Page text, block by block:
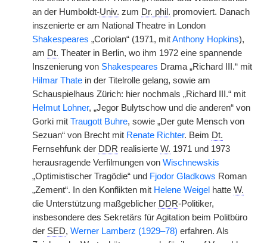
an der Humboldt-Univ. zum Dr. phil. promoviert. Danach
inszenierte er am National Theatre in London
Shakespeares „Coriolan“ (1971, mitAnthony Hopkins),
am Dt. Theater in Berlin, wo ihm 1972 eine spannende
Inszenierung von Shakespeares Drama „Richard III.“ mit
Hilmar Thate in der Titelrolle gelang, sowie am
Schauspielhaus Zürich: hier nochmals „Richard III.“ mit
Helmut Lohner, „Jegor Bulytschow und die anderen“ von
Gorki mit Traugott Buhre, sowie „Der gute Mensch von
Sezuan“ von Brecht mit Renate Richter. Beim Dt.
Fernsehfunk der DDR realisierte W. 1971 und 1973
herausragende Verfilmungen von Wischnewskis
„Optimistischer Tragödie“ und Fjodor Gladkows Roman
„Zement“. In den Konflikten mit Helene Weigel hatte W.
die Unterstützung maßgeblicher DDR-Politiker,
insbesondere des Sekretärs für Agitation beim Politbüro
der SED, Werner Lamberz (1929–78) erfahren. Als